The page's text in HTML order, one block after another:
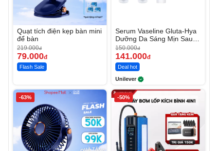
Quạt tích điện kẹp bàn mini
để bàn
219.000đ
79.000đ
Flash Sale
Serum Vaseline Gluta-Hya
Dưỡng Da Sáng Mịn Sau 7
Ngày
150.000đ
141.000đ
Deal hot
Unilever
-63% -50%